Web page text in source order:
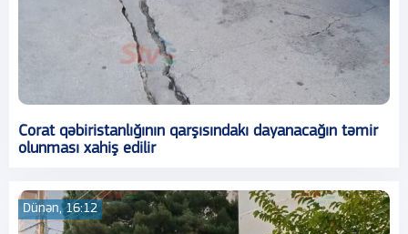
Corat qəbiristanlığının qarşısındakı dayanacağın təmir
olunması xahiş edilir
Dünən, 16:12